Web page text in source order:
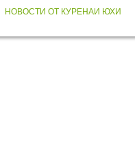
НОВОСТИ ОТ КУРЕНАИ ЮХИ